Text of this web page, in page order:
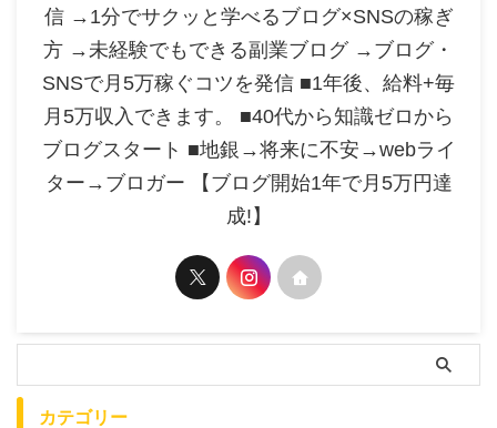
信 →1分でサクッと学べるブログ×SNSの稼ぎ
方 →未経験でもできる副業ブログ →ブログ・
SNSで月5万稼ぐコツを発信 ■1年後、給料+毎
月5万収入できます。 ■40代から知識ゼロから
ブログスタート ■地銀→将来に不安→webライ
ター→ブロガー 【ブログ開始1年で月5万円達
成!】
カテゴリー